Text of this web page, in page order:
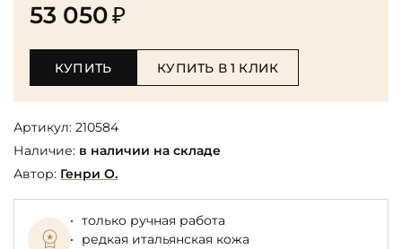
53 050₽
КУПИТЬ КУПИТЬ В 1 КЛИК
Артикул: 210584
Наличие: в наличии на складе
Автор: Генри О.
только ручная работа
редкая итальянская кожа